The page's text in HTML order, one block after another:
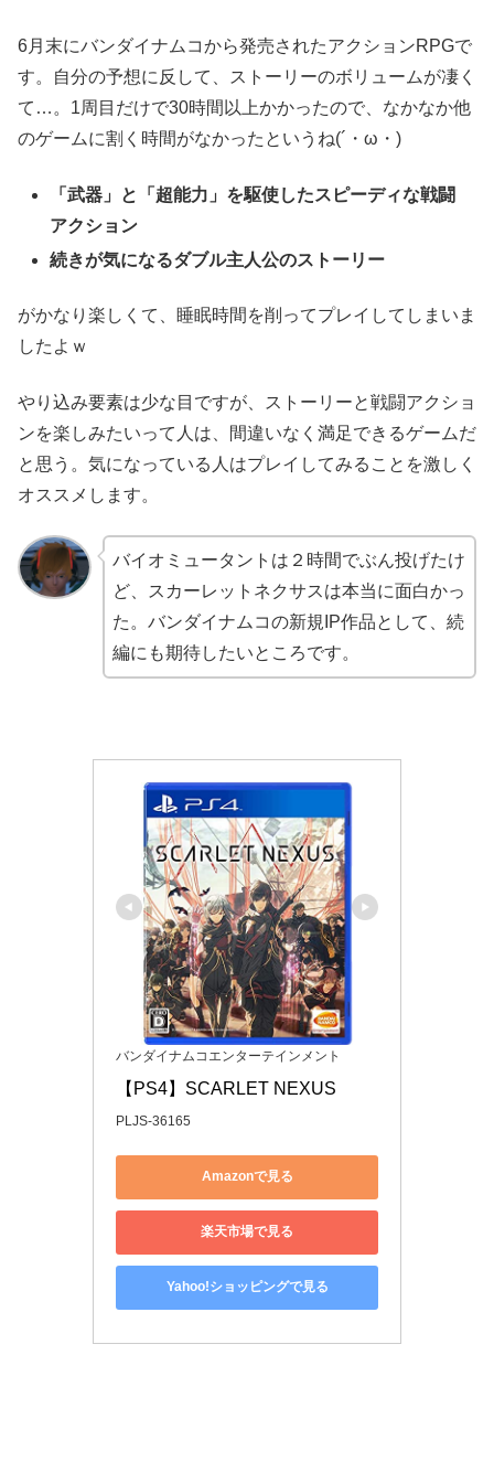
6月末にバンダイナムコから発売されたアクションRPGで
す。自分の予想に反して、ストーリーのボリュームが凄く
て…。1周目だけで30時間以上かかったので、なかなか他
のゲームに割く時間がなかったというね(´・ω・)
「武器」と「超能力」を駆使したスピーディな戦闘
アクション
続きが気になるダブル主人公のストーリー
がかなり楽しくて、睡眠時間を削ってプレイしてしまいま
したよｗ
やり込み要素は少な目ですが、ストーリーと戦闘アクショ
ンを楽しみたいって人は、間違いなく満足できるゲームだ
と思う。気になっている人はプレイしてみることを激しく
オススメします。
バイオミュータントは２時間でぶん投げたけ
ど、スカーレットネクサスは本当に面白かっ
た。バンダイナムコの新規IP作品として、続
編にも期待したいところです。
バンダイナムコエンターテインメント
【PS4】SCARLET NEXUS
PLJS-36165
Amazonで見る
楽天市場で見る
Yahoo!ショッピングで見る